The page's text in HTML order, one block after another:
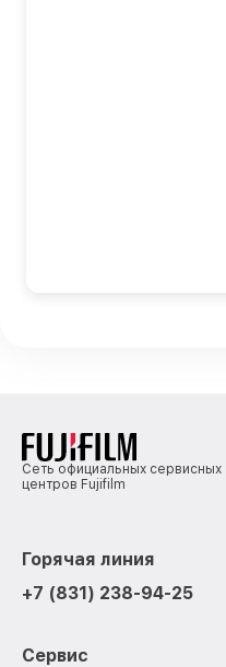
Сеть официальных сервисных
центров Fujifilm
Горячая линия
+7 (831) 238-94-25
Сервис